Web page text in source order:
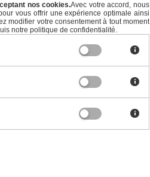
nos cookies.Avec votre accord, nous
vous offrir une expérience optimale ainsi
modifier votre consentement à tout moment
notre politique de confidentialité.